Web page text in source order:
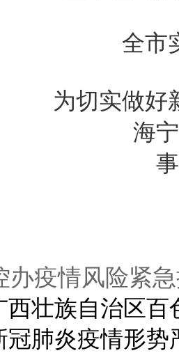
全市
为切实做好
海
办疫情风险紧
西壮族自治区
冠肺炎疫情形